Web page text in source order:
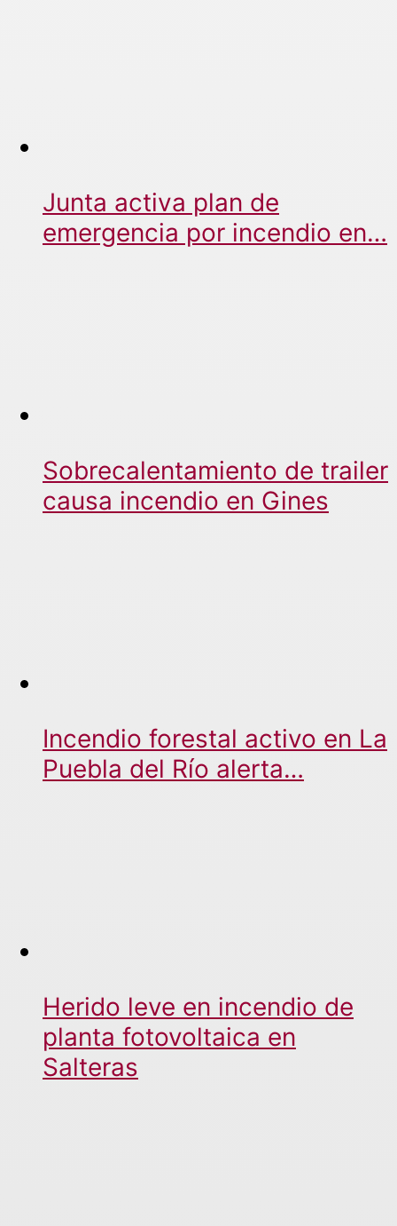
Junta activa plan de
emergencia por incendio en…
Sobrecalentamiento de trailer
causa incendio en Gines
Incendio forestal activo en La
Puebla del Río alerta…
Herido leve en incendio de
planta fotovoltaica en
Salteras